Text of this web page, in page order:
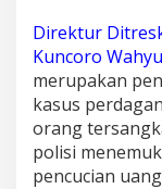
Direktur
Kuncoro
merupakan
kasus
orang
polisi
pencucian